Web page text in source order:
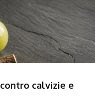
calvizie e